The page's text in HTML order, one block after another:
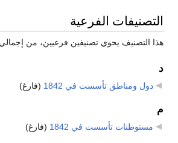
التصنيفات الفرعية
هذا التصنيف يحوي تصنيفين فرعيين، من إجمالي 2.
د
دول ومناطق تأسست في 1842 (فارغ)
م
مستوطنات تأسست في 1842 (فارغ)